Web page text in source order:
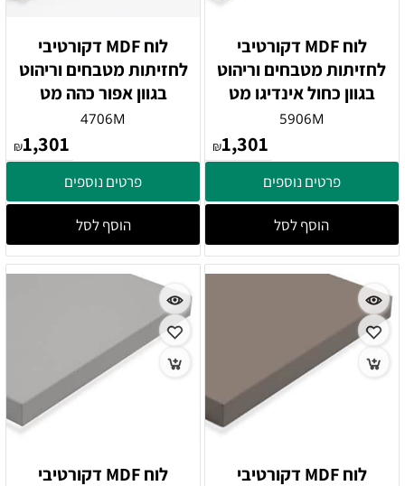
לוח MDF דקורטיבי
לחזיתות מטבחים וריהוט
בגוון כחול אינדיגו מט
5906M
₪1,301
פרטים נוספים
הוסף לסל
לוח MDF דקורטיבי
לחזיתות מטבחים וריהוט
בגוון אפור כהה מט
4706M
₪1,301
פרטים נוספים
הוסף לסל
לוח MDF דקורטיבי לוח MDF דקורטיבי